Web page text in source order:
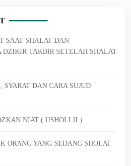
SAAT SHALAT DAN
DZIKIR TAKBIR SETELAH SHALAT
SYARAT DAN CARA SUJUD
NIAT ( USHOLLII )
ORANG YANG SEDANG SHOLAT